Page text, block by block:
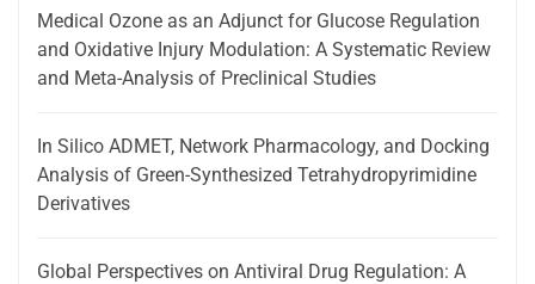
Medical Ozone as an Adjunct for Glucose Regulation
and Oxidative Injury Modulation: A Systematic Review
and Meta-Analysis of Preclinical Studies
In Silico ADMET, Network Pharmacology, and Docking
Analysis of Green-Synthesized Tetrahydropyrimidine
Derivatives
Global Perspectives on Antiviral Drug Regulation: A